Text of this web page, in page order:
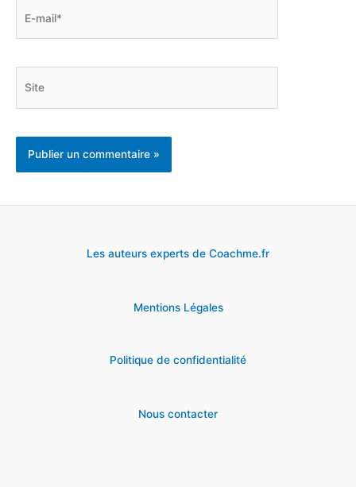
Les auteurs experts de Coachme.fr
Mentions Légales
Politique de confidentialité
Nous contacter